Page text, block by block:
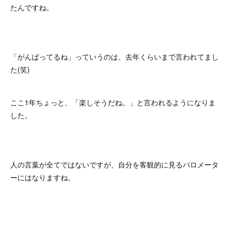
たんですね。
「がんばってるね」っていうのは、去年くらいまで言われてまし
た(笑)
ここ1年ちょっと、「楽しそうだね。」と言われるようになりま
した。
人の言葉が全てではないですが、自分を客観的に見るバロメータ
ーにはなりますね。